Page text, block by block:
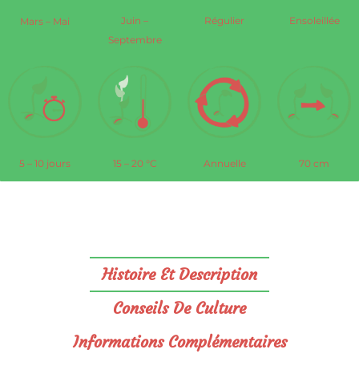
Mars – Mai
Juin –
Septembre
Régulier Ensoleillée
5 – 10 jours 15 – 20 °C Annuelle 70 cm
Histoire Et Description
Conseils De Culture
Informations Complémentaires